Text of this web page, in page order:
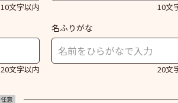
10文字以内 10文
20文字以内
名ふりがな
20文
任意